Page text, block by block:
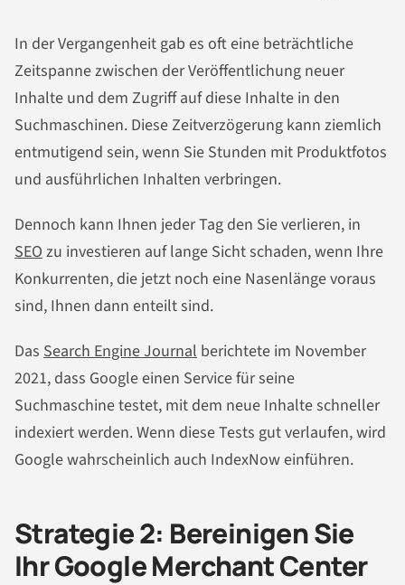
In der Vergangenheit gab es oft eine beträchtliche
Zeitspanne zwischen der Veröffentlichung neuer
Inhalte und dem Zugriff auf diese Inhalte in den
Suchmaschinen. Diese Zeitverzögerung kann ziemlich
entmutigend sein, wenn Sie Stunden mit Produktfotos
und ausführlichen Inhalten verbringen.
Dennoch kann Ihnen jeder Tag den Sie verlieren, in
SEO zu investieren auf lange Sicht schaden, wenn Ihre
Konkurrenten, die jetzt noch eine Nasenlänge voraus
sind, Ihnen dann enteilt sind.
Das Search Engine Journal berichtete im November
2021, dass Google einen Service für seine
Suchmaschine testet, mit dem neue Inhalte schneller
indexiert werden. Wenn diese Tests gut verlaufen, wird
Google wahrscheinlich auch IndexNow einführen.
Strategie 2: Bereinigen Sie
Ihr Google Merchant Center